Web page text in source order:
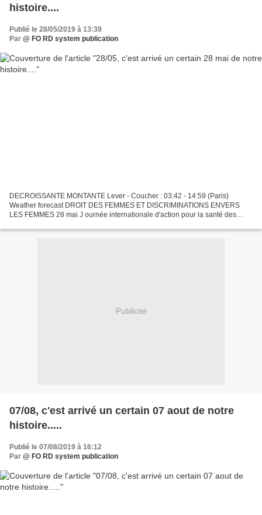
histoire....
Publié le 28/05/2019 à 13:39
Par @ FO RD system publication
DECROISSANTE MONTANTE Lever - Coucher : 03:42 - 14:59 (Paris)
Weather forecast DROIT DES FEMMES ET DISCRIMINATIONS ENVERS
LES FEMMES 28 mai J ournée internationale d'action pour la santé des
Publicité
07/08, c'est arrivé un certain 07 aout de notre
histoire.....
Publié le 07/08/2019 à 16:12
Par @ FO RD system publication